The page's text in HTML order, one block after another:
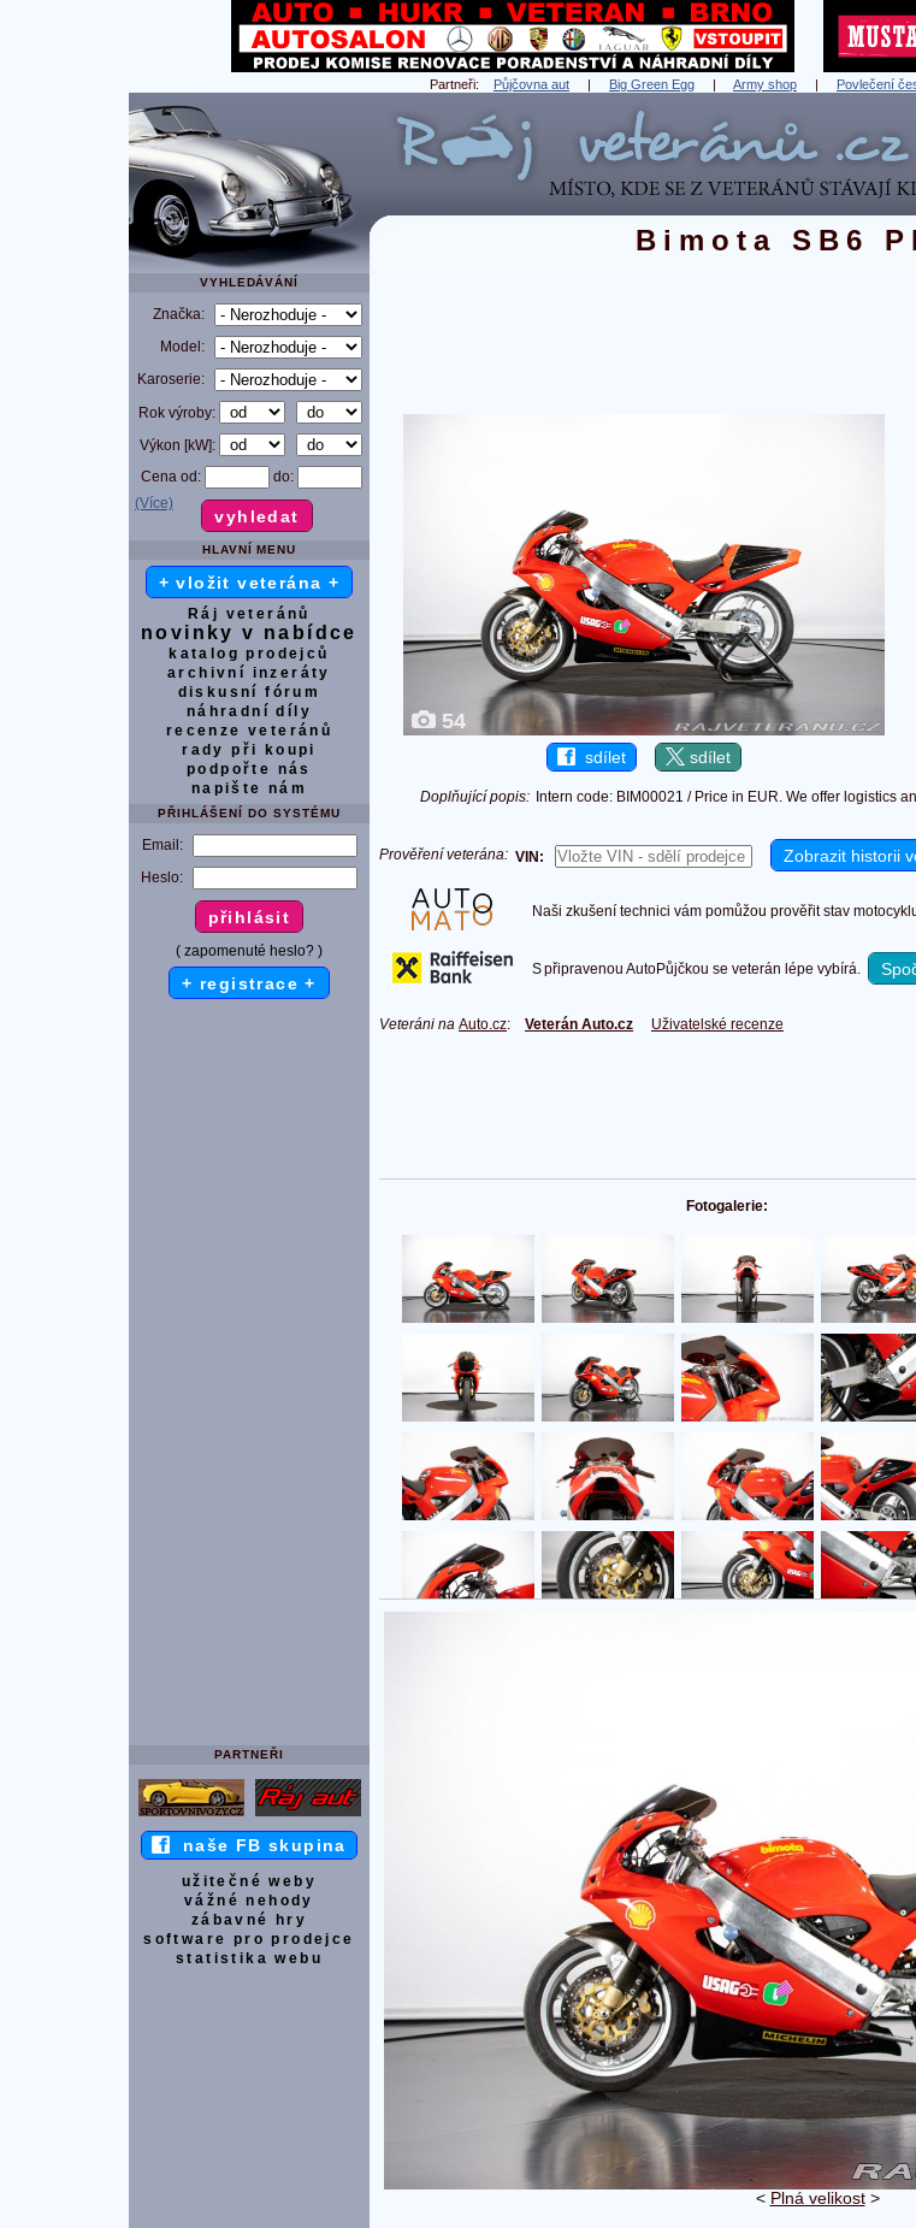
Partneři: Půjčovna aut | Big Green Egg | Army shop | Povlečení
Bimota SB6
VYHLEDÁVÁNÍ
Značka:
Model:
Karoserie:
Rok výroby:
Výkon [kW]:
Cena od:
do:
(Více)
HLAVNÍ MENU
+ vložit veterána +
Ráj veteránů
novinky v nabídce
katalog prodejců
archivní inzeráty
diskusní fórum
náhradní díly
recenze veteránů
rady při koupi
podpořte nás
napište nám
PŘIHLÁŠENÍ DO SYSTÉMU
Email:
Heslo:
( zapomenuté heslo? )
+ registrace +
PARTNEŘI
naše FB skupina
užitečné weby
vážné nehody
zábavné hry
software pro prodejce
statistika webu
54
sdílet sdílet
Doplňující popis: Intern code: BIM00021 / Price in EUR. We offer logistics
Prověření veterána: VIN:
Naši zkušení technici vám pomůžou prověřit stav
S připravenou AutoPůjčkou se veterán lépe vybírá.
Veteráni na Auto.cz: Veterán Auto.cz Uživatelské recenze
Fotogalerie:
< Plná velikost>